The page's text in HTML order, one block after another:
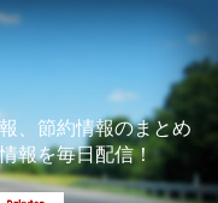
、節約情報のまとめ
報を毎日配信！